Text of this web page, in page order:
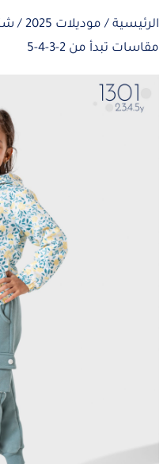
الرئيسية / موديلات 2025 /
مقاسات تبدأ من 2-3-4-5